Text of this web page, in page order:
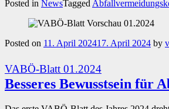
Posted in NewsTagged
Posted on 11. April 202417. April 2024 by
VABÖ-Blatt 01.2024
Besseres Bewusstsein für